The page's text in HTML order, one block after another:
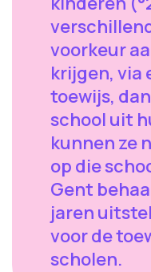
voorkeur
krijgen, via
toewijs,
school uit
kunnen ze
op die
Gent
jaren
voor de
scholen.